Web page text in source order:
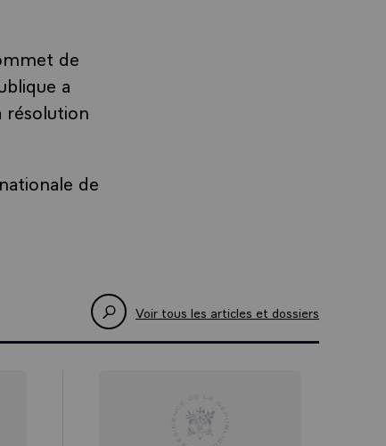
de
a
résolution
de
Voir tous les articles et dossiers